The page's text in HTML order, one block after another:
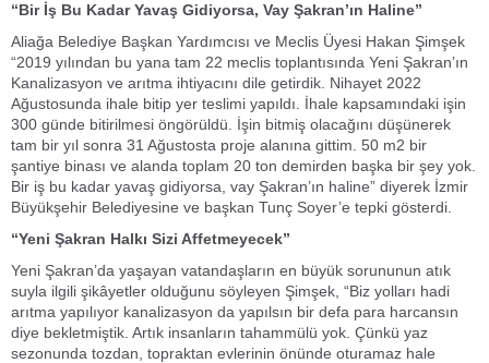
“Bir İş Bu Kadar Yavaş Gidiyorsa, Vay Şakran’ın Haline”
Aliağa Belediye Başkan Yardımcısı ve Meclis Üyesi Hakan Şimşek
“2019 yılından bu yana tam 22 meclis toplantısında Yeni Şakran’ın
Kanalizasyon ve arıtma ihtiyacını dile getirdik. Nihayet 2022
Ağustosunda ihale bitip yer teslimi yapıldı. İhale kapsamındaki işin
300 günde bitirilmesi öngörüldü. İşin bitmiş olacağını düşünerek
tam bir yıl sonra 31 Ağustosta proje alanına gittim. 50 m2 bir
şantiye binası ve alanda toplam 20 ton demirden başka bir şey yok.
Bir iş bu kadar yavaş gidiyorsa, vay Şakran’ın haline” diyerek İzmir
Büyükşehir Belediyesine ve başkan Tunç Soyer’e tepki gösterdi.
“Yeni Şakran Halkı Sizi Affetmeyecek”
Yeni Şakran’da yaşayan vatandaşların en büyük sorununun atık
suyla ilgili şikâyetler olduğunu söyleyen Şimşek, “Biz yolları hadi
arıtma yapılıyor kanalizasyon da yapılsın bir defa para harcansın
diye bekletmiştik. Artık insanların tahammülü yok. Çünkü yaz
sezonunda tozdan, topraktan evlerinin önünde oturamaz hale